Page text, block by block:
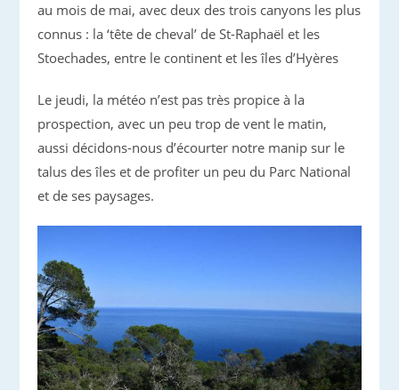
au mois de mai, avec deux des trois canyons les plus
connus : la ‘tête de cheval’ de St-Raphaël et les
Stoechades, entre le continent et les îles d’Hyères
Le jeudi, la météo n’est pas très propice à la
prospection, avec un peu trop de vent le matin,
aussi décidons-nous d’écourter notre manip sur le
talus des îles et de profiter un peu du Parc National
et de ses paysages.